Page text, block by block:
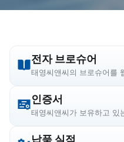
전자 브로슈어
태영씨앤씨의 브로슈어를
인증서
태영씨앤씨가 보유하고 있
납품 실적